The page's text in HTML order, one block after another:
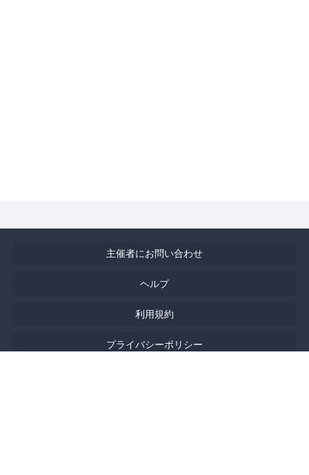
主催者にお問い合わせ
ヘルプ
利用規約
プライバシーポリシー